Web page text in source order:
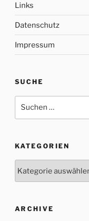
Links
Datenschutz
Impressum
SUCHE
nach:
KATEGORIEN
ARCHIVE